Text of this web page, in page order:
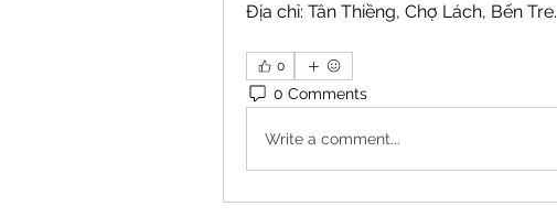
Địa chỉ: Tân Thiềng, Chợ Lách, Bến Tre.
0
0 Comments
Write a comment...